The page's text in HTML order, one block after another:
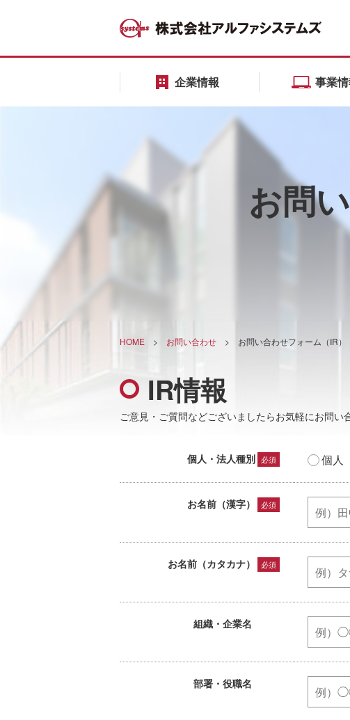
企業情報 事業
お問
HOME > お問い合わせ > お問い合わせフォーム（IR）
IR情報
ご意見・ご質問などございましたらお気軽にお問い
個人・法人種別 必須 個人
お名前（漢字） 必須
お名前（カタカナ） 必須
組織・企業名
部署・役職名